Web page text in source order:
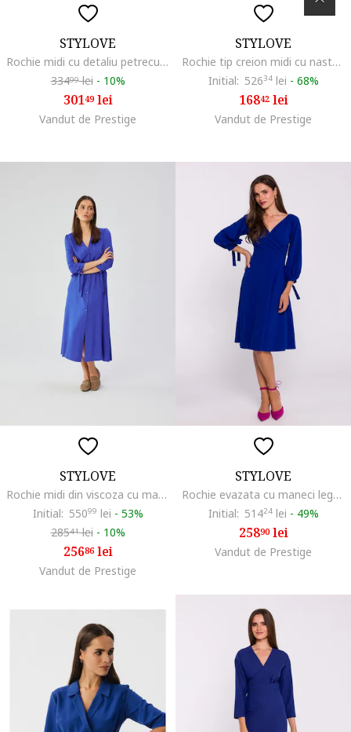
STYLOVE
Rochie midi cu detaliu petrecut,, Albastru
33499lei - 10%
30149lei
Vandut de Prestige
STYLOVE
Rochie tip creion midi cu nasturi decorativi, Albastru,
Initial: 52634lei - 68%
16842lei
Vandut de Prestige
STYLOVE
Rochie midi din viscoza cu mansete legate,, Albastru
Initial: 55099 lei - 53%
28541lei - 10%
25686lei
Vandut de Prestige
STYLOVE
Rochie evazata cu maneci legate, Albastru royal
Initial: 51424lei - 49%
25890lei
Vandut de Prestige